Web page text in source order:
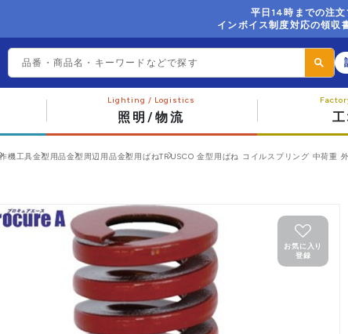
平日14時までの注
インボイス制度対応の領収
照明/物流
機工具金型用品金型周辺用品金型用ばねTRUSCO 金型用ばね コイルスプリング 中荷重
お気に入り
登録